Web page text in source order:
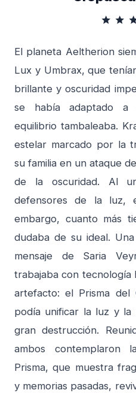
star star
El planeta Aeltherion
Lux y Umbrax, que
brillante y oscuridad
se había adaptado
equilibrio tambaleaba.
estelar marcado por la
su familia en un ataque
de la oscuridad. Al
defensores de la luz,
embargo, cuanto más
dudaba de su ideal.
mensaje de Saria
trabajaba con tecnología
artefacto: el Prisma del
podía unificar la luz y la
gran destrucción.
ambos contemplaron
Prisma, que muestra
y memorias pasadas,